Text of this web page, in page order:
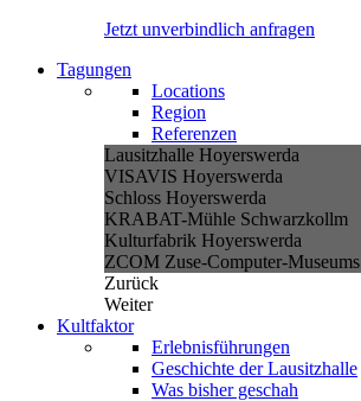
Jetzt unverbindlich anfragen
Tagungen
Locations
Region
Referenzen
Lausitzhalle Hoyerswerda
VISAVIS Hoyerswerda
Schloss Hoyerswerda
KRABAT-Mühle Schwarzkollm
Kulturfabrik Hoyerswerda
ZCOM Zuse-Computer-Museums
Zurück
Weiter
Kultfaktor
Erlebnisführungen
Geschichte der Lausitzhalle
Was bisher geschah